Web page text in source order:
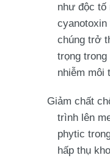
như độc tố
cyanotoxin
chúng trở
trọng
nhiễm môi
Giảm chất
trình lên
phytic
hấp thụ